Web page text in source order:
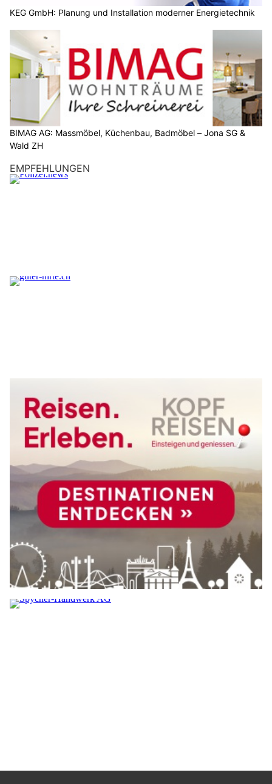
KEG GmbH: Planung und Installation moderner Energietechnik
BIMAG AG: Massmöbel, Küchenbau, Badmöbel – Jona SG &
Wald ZH
EMPFEHLUNGEN